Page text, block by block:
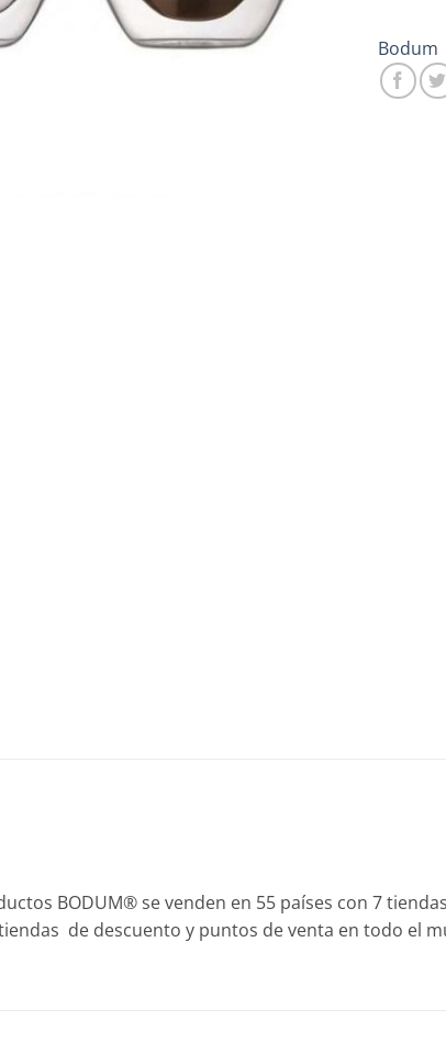
Bodum
BODUM® se venden en 55 países con 7
de descuento y puntos de venta en todo el